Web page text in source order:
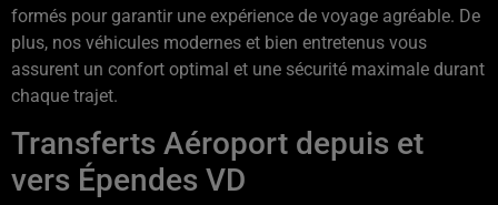
formés pour garantir une expérience de voyage agréable. De
plus, nos véhicules modernes et bien entretenus vous
assurent un confort optimal et une sécurité maximale durant
chaque trajet.
Transferts Aéroport depuis et
vers Épendes VD